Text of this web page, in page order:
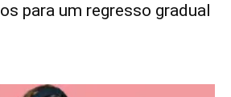
para um regresso gradual